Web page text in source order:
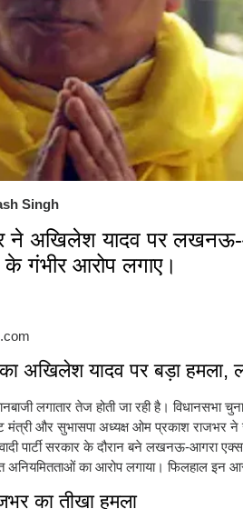
Singh
अखिलेश यादव पर लखनऊ-
गंभीर आरोप लगाए।
अखिलेश यादव पर बड़ा
लगातार तेज होती जा रही है। विधानसभा
और सुभासपा अध्यक्ष ओम प्रकाश राजभर ने
पार्टी सरकार के दौरान बने लखनऊ-आगरा
का आरोप लगाया। फिलहाल इन
का तीखा हमला